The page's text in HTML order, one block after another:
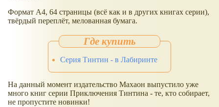
Формат А4, 64 страницы (всё как и в других книгах серии),
твёрдый переплёт, мелованная бумага.
Серия Тинтин - в Лабиринте
На данный момент издательство Махаон выпустило уже
много книг серии Приключения Тинтина - те, кто собирает,
не пропустите новинки!